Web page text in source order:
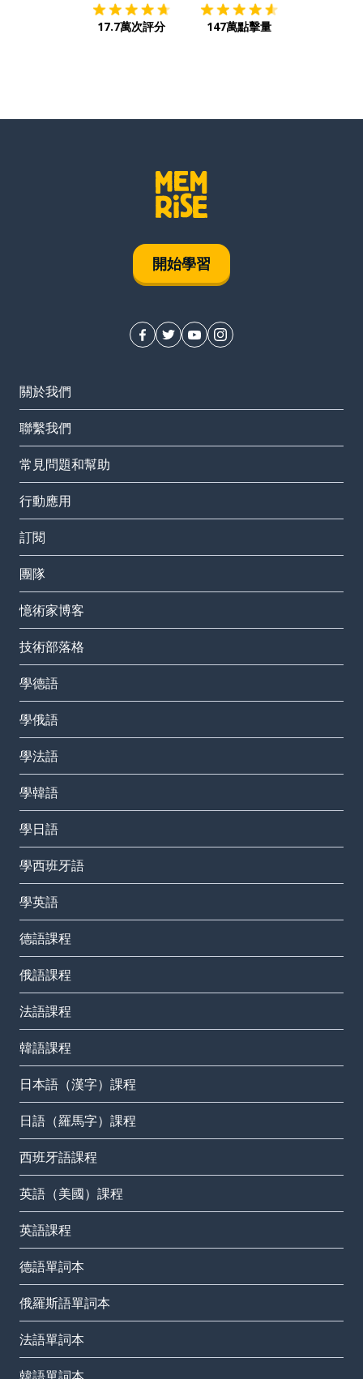
17.7萬次評分 147萬點擊量
開始學習
關於我們
聯繫我們
常見問題和幫助
行動應用
訂閱
團隊
憶術家博客
技術部落格
學德語
學俄語
學法語
學韓語
學日語
學西班牙語
學英語
德語課程
俄語課程
法語課程
韓語課程
日本語（漢字）課程
日語（羅馬字）課程
西班牙語課程
英語（美國）課程
英語課程
德語單詞本
俄羅斯語單詞本
法語單詞本